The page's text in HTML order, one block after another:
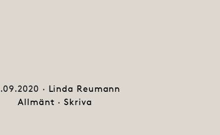
· Linda Reumann
Allmänt ·Skriva